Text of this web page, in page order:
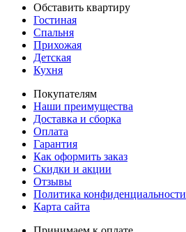
Обставить квартиру
Гостиная
Спальня
Прихожая
Детская
Кухня
Покупателям
Наши преимущества
Доставка и сборка
Оплата
Гарантия
Как оформить заказ
Скидки и акции
Отзывы
Политика конфиденциальности
Карта сайта